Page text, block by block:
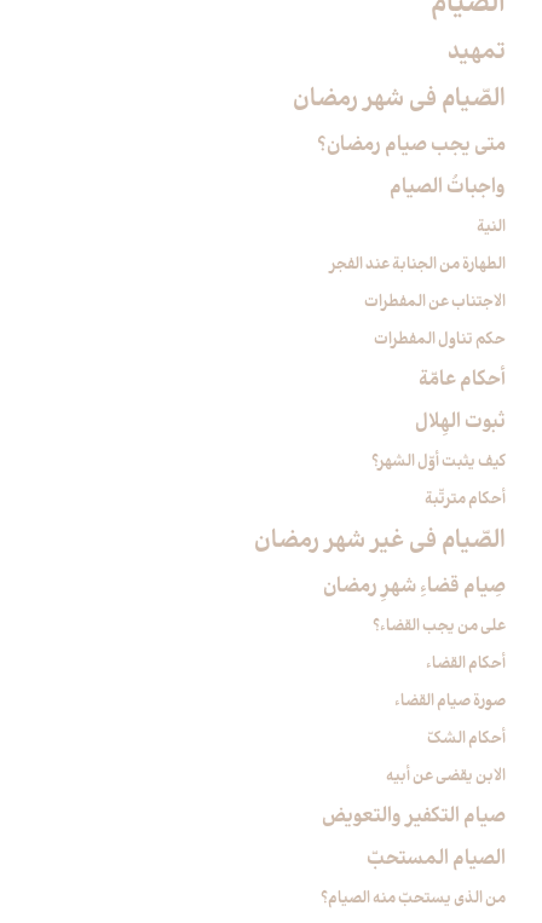
تمهيد
الصّيام في شهر رمضان‏
متى يجب صيام رمضان؟
واجباتُ الصيام‏
النية
الطهارة من الجنابة عند الفجر
الاجتناب عن المفطرات
حكم تناول المفطرات
أحكام عامّة
ثبوت الهِلال‏
كيف يثبت أوّل الشهر؟
أحكام مترتّبة
الصّيام في غير شهر رمضان‏
صِيام قضاءِ شهرِ رمضان‏
على من يجب القضاء؟
أحكام القضاء
صورة صيام القضاء
أحكام الشكّ
الابن يقضي عن أبيه
صيام التكفير والتعويض‏
الصيام المستحبّ‏
من الذي يستحبّ منه الصيام؟